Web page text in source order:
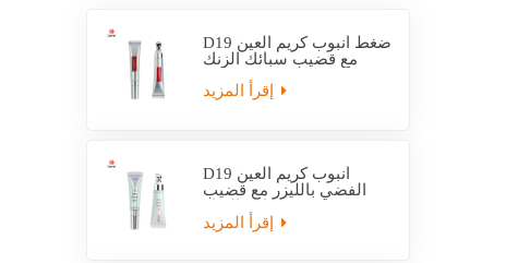
D19 ضغط أنبوب كريم العين
مع قضيب سبائك الزنك
D19 أنبوب كريم العين
الفضي بالليزر مع قضيب
سبائك الزنك